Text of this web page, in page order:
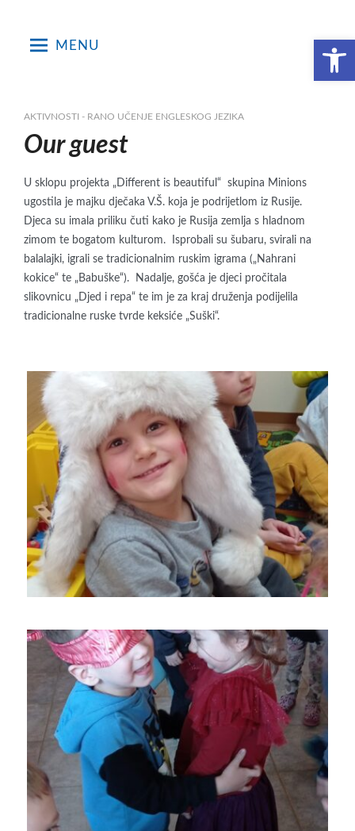
Open toolbar
MENU
AKTIVNOSTI - RANO UČENJE ENGLESKOG JEZIKA
Our guest
U sklopu projekta „Different is beautiful“ skupina Minions
ugostila je majku dječaka V.Š. koja je podrijetlom iz Rusije.
Djeca su imala priliku čuti kako je Rusija zemlja s hladnom
zimom te bogatom kulturom. Isprobali su šubaru, svirali na
balalajki, igrali se tradicionalnim ruskim igrama („Nahrani
kokice“ te „Babuške“). Nadalje, gošća je djeci pročitala
slikovnicu „Djed i repa“ te im je za kraj druženja podijelila
tradicionalne ruske tvrde keksiće „Suški“.